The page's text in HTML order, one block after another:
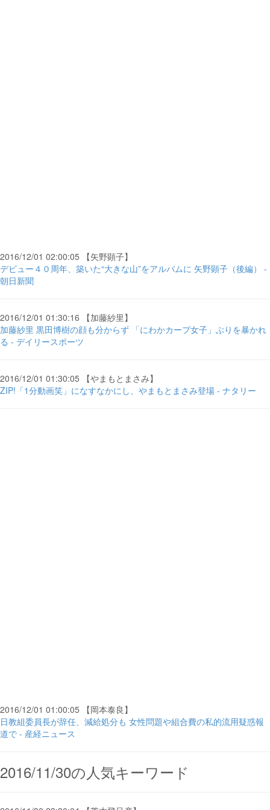
2016/12/01 02:00:05 【矢野顕子】
デビュー４０周年、築いた“大きな山”をアルバムに 矢野顕子（後編） -
朝日新聞
2016/12/01 01:30:16 【加藤紗里】
加藤紗里 黒田博樹の顔も分からず 「にわかカープ女子」ぶりを暴かれ
る - デイリースポーツ
2016/12/01 01:30:05 【やまもとまさみ】
ZIP!「1分動画笑」になすなかにし、やまもとまさみ登場 - ナタリー
2016/12/01 01:00:05 【岡本泰良】
日教組委員長が辞任、減給処分も 女性問題や組合費の私的流用疑惑報
道で - 産経ニュース
2016/11/30の人気キーワード